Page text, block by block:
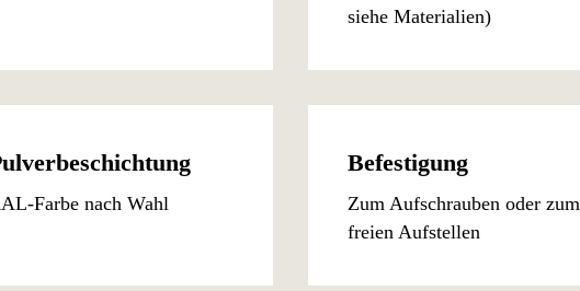
siehe Materialien)
Farbe nach Wahl
Befestigung
Zum Aufschrauben oder zum
freien Aufstellen